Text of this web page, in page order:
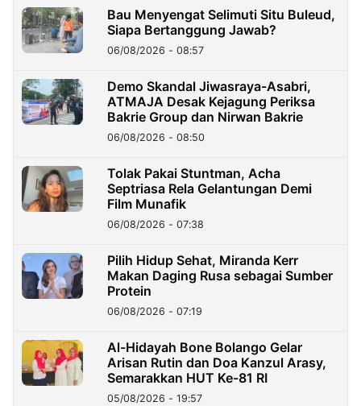
Bau Menyengat Selimuti Situ Buleud,
Siapa Bertanggung Jawab?
06/08/2026 - 08:57
Demo Skandal Jiwasraya-Asabri,
ATMAJA Desak Kejagung Periksa
Bakrie Group dan Nirwan Bakrie
06/08/2026 - 08:50
Tolak Pakai Stuntman, Acha
Septriasa Rela Gelantungan Demi
Film Munafik
06/08/2026 - 07:38
Pilih Hidup Sehat, Miranda Kerr
Makan Daging Rusa sebagai Sumber
Protein
06/08/2026 - 07:19
Al-Hidayah Bone Bolango Gelar
Arisan Rutin dan Doa Kanzul Arasy,
Semarakkan HUT Ke-81 RI
05/08/2026 - 19:57